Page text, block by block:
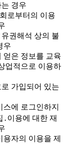
경우
로부터의 이용
권해석 상의 불
우
얻은 정보를 교육
업적으로 이용하
가입되어 있는
에 로그인하지
이용에 대한 재
자의 이용을 제